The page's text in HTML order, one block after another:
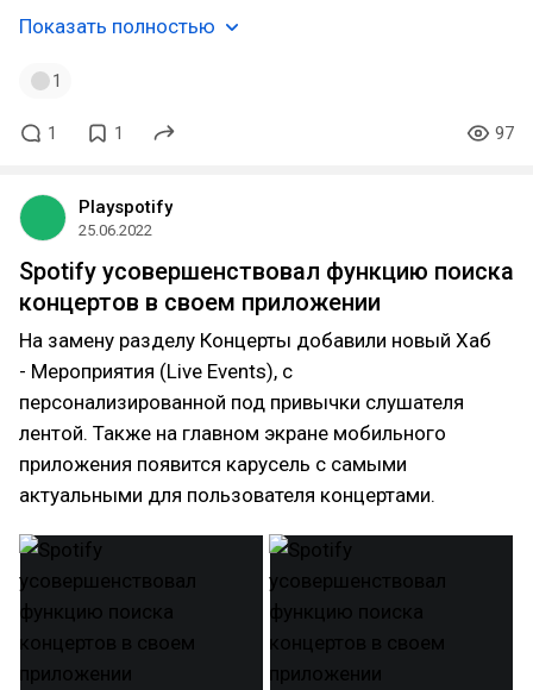
Показать полностью
1
1 1 97
Playspotify
25.06.2022
Spotify усовершенствовал функцию поиска
концертов в своем приложении
На замену разделу Концерты добавили новый Хаб
- Мероприятия (Live Events), с
персонализированной под привычки слушателя
лентой. Также на главном экране мобильного
приложения появится карусель с самыми
актуальными для пользователя концертами.